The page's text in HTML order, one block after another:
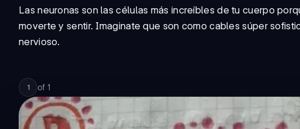
Lasneuronas son las células más increíbles de tu cuerpo
moverte y sentir. Imaginate que son como cables súper
nervioso.
1 of 1